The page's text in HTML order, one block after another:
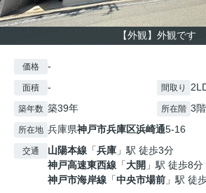
【外観】外観です
価格 -
面積 - 間取り
築年数 築39年 所在階 3
所在地 兵庫県神戸市兵庫区浜崎通5-16
交通 山陽本線 「兵庫 」駅 徒歩3分
神戸高速東西線 「大開 」駅 徒歩8分
神戸市海岸線 「中央市場前 」駅 徒